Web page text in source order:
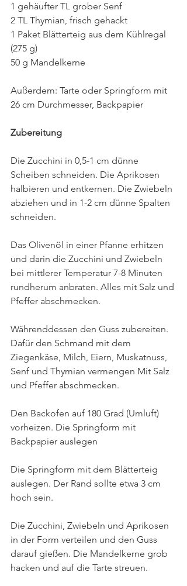
1 gehäufter TL grober Senf
2 TL Thymian, frisch gehackt
1 Paket Blätterteig aus dem Kühlregal
(275 g)
50 g Mandelkerne
Außerdem: Tarte oder Springform mit
26 cm Durchmesser, Backpapier
Zubereitung
Die Zucchini in 0,5-1 cm dünne
Scheiben schneiden. Die Aprikosen
halbieren und entkernen. Die Zwiebeln
abziehen und in 1-2 cm dünne Spalten
schneiden.
Das Olivenöl in einer Pfanne erhitzen
und darin die Zucchini und Zwiebeln
bei mittlerer Temperatur 7-8 Minuten
rundherum anbraten. Alles mit Salz und
Pfeffer abschmecken.
Währenddessen den Guss zubereiten.
Dafür den Schmand mit dem
Ziegenkäse, Milch, Eiern, Muskatnuss,
Senf und Thymian vermengen Mit Salz
und Pfeffer abschmecken.
Den Backofen auf 180 Grad (Umluft)
vorheizen. Die Springform mit
Backpapier auslegen
Die Springform mit dem Blätterteig
auslegen. Der Rand sollte etwa 3 cm
hoch sein.
Die Zucchini, Zwiebeln und Aprikosen
in der Form verteilen und den Guss
darauf gießen. Die Mandelkerne grob
hacken und auf die Tarte streuen.